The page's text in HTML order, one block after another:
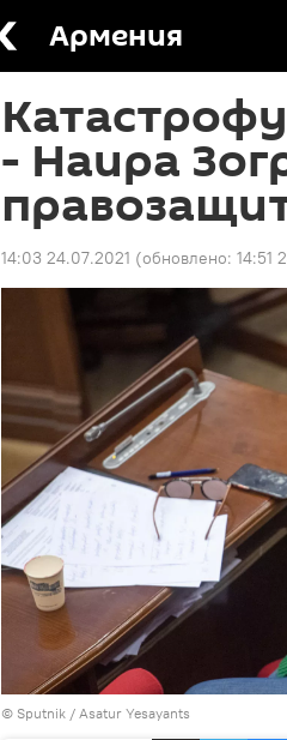
Армения
- Наира
14:03 24.07.2021 (обновлено: 14:51
© Sputnik / Asatur Yesayants